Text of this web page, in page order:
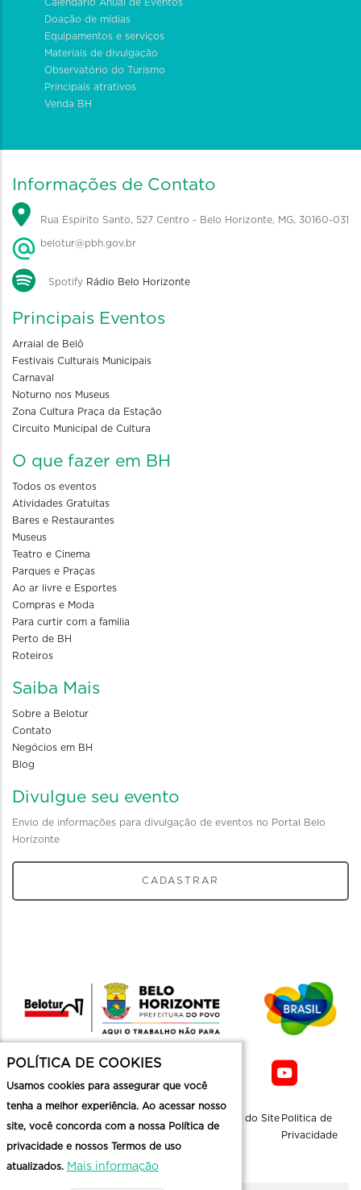
Calendário Anual de Eventos
Doação de mídias
Equipamentos e serviços
Materiais de divulgação
Observatório do Turismo
Principais atrativos
Venda BH
Informações de Contato
Rua Espírito Santo, 527 Centro - Belo Horizonte, MG, 30160-031
belotur@pbh.gov.br
Spotify Rádio Belo Horizonte
Principais Eventos
Arraial de Belô
Festivais Culturais Municipais
Carnaval
Noturno nos Museus
Zona Cultura Praça da Estação
Circuito Municipal de Cultura
O que fazer em BH
Todos os eventos
Atividades Gratuitas
Bares e Restaurantes
Museus
Teatro e Cinema
Parques e Praças
Ao ar livre e Esportes
Compras e Moda
Para curtir com a familia
Perto de BH
Roteiros
Saiba Mais
Sobre a Belotur
Contato
Negócios em BH
Blog
Divulgue seu evento
Envio de informações para divulgação de eventos no Portal Belo
Horizonte
CADASTRAR
Mapa do Site Politica de
Privacidade
POLÍTICA DE COOKIES
Usamos cookies para assegurar que você
tenha a melhor experiência. Ao acessar nosso
site, você concorda com a nossa Política de
privacidade e nossos Termos de uso
atualizados. Mais informação